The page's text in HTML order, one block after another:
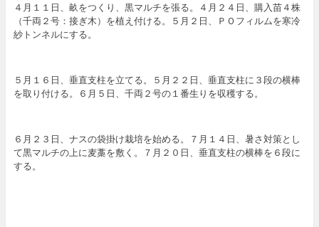
４月１１日、畝をつくり、黒マルチを張る。４月２４日、購入苗４株
（千両２号：接ぎ木）を植え付ける。５月２日、ＰＯフィルムを寒冷
紗トンネルにする。
５月１６日、垂直支柱を立てる。５月２２日、垂直支柱に３段の横棒
を取り付ける。６月５日、千両２号の１番生りを収穫する。
６月２３日、ナスの袋掛け栽培を始める。７月１４日、暑さ対策とし
て黒マルチの上に麦藁を敷く。７月２０日、垂直支柱の横棒を６段に
する。